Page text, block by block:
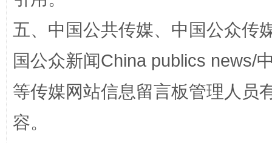
扯下公款旅游的“隐身衣” 如何以
五、中国公共传媒、中国公众传
国公众新闻China publics news/
等传媒网站信息留言板管理人员
容。